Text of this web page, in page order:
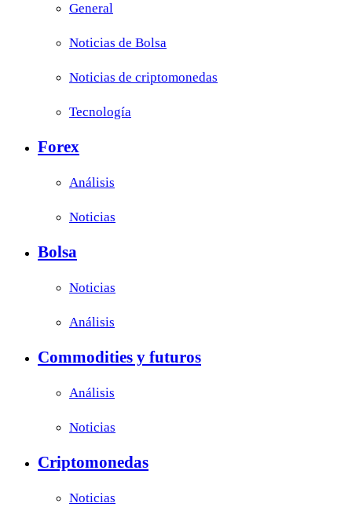
General
Noticias de Bolsa
Noticias de criptomonedas
Tecnología
Forex
Análisis
Noticias
Bolsa
Noticias
Análisis
Commodities y futuros
Análisis
Noticias
Criptomonedas
Noticias